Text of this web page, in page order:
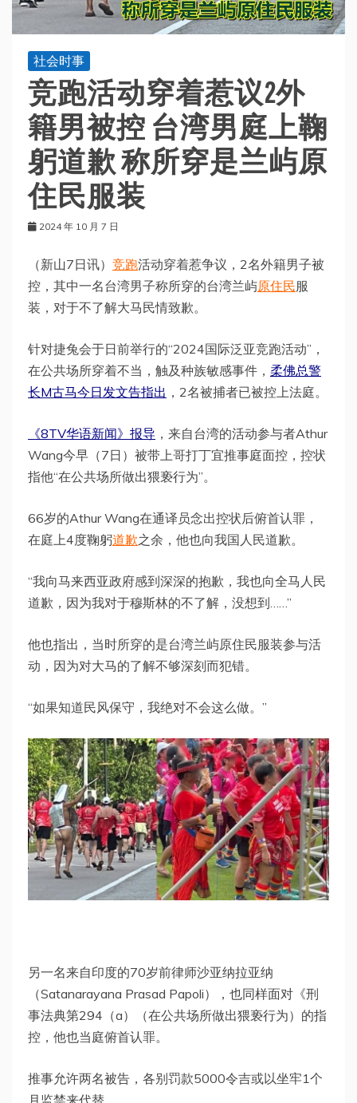
社会时事
竞跑活动穿着惹议2外
籍男被控 台湾男庭上鞠
躬道歉 称所穿是兰屿原
住民服装
2024 年 10 月 7 日
（新山7日讯） 竞跑活动穿着惹争议，2名外籍男子被
控，其中一名台湾男子称所穿的台湾兰屿原住民服
装，对于不了解大马民情致歉。
针对捷兔会于日前举行的“2024国际泛亚竞跑活动”，
在公共场所穿着不当，触及种族敏感事件， 柔佛总警
长M古马今日发文告指出 ，2名被捕者已被控上法庭。
《8TV华语新闻》报导 ，来自台湾的活动参与者Athur
Wang今早（7日）被带上哥打丁宜推事庭面控，控状
指他“在公共场所做出猥亵行为”。
66岁的Athur Wang在通译员念出控状后俯首认罪，
在庭上4度鞠躬道歉之余，他也向我国人民道歉。
“我向马来西亚政府感到深深的抱歉，我也向全马人民
道歉，因为我对于穆斯林的不了解，没想到……”
他也指出，当时所穿的是台湾兰屿原住民服装参与活
动，因为对大马的了解不够深刻而犯错。
“如果知道民风保守，我绝对不会这么做。”
另一名来自印度的70岁前律师沙亚纳拉亚纳
（Satanarayana Prasad Papoli），也同样面对《刑
事法典第294（a）（在公共场所做出猥亵行为）的指
控，他也当庭俯首认罪。
推事允许两名被告，各别罚款5000令吉或以坐牢1个
月监禁来代替。